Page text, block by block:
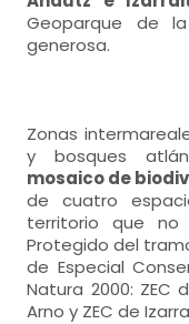
Geoparque de
generosa.
Zonas
y bosques
mosaico de
de cuatro
territorio que
Protegido del
de Especial
Natura 2000: ZEC
Arno y ZEC de